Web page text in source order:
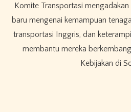
Komite Transportasi mengadakan sesi pertama penyelidikan
baru mengenai kemampuan
transportasi Inggris, dan
membantu mereka
Kebijakan di